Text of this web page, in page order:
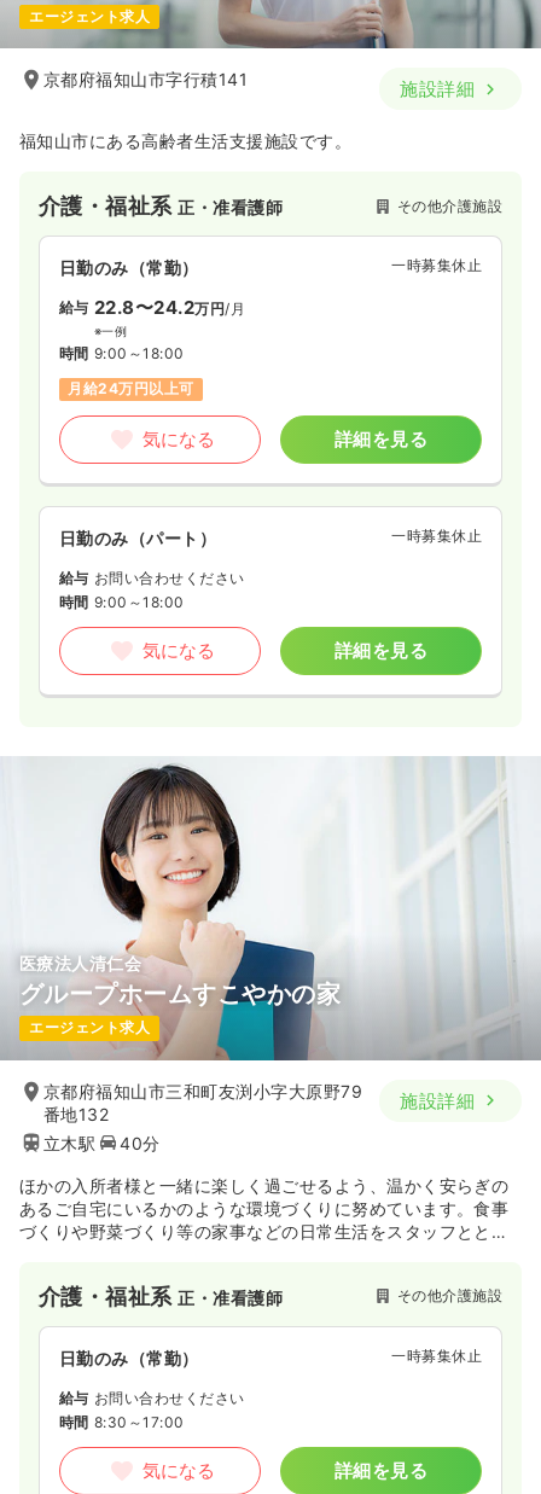
エージェント求人
京都府福知山市字行積141 施設詳細
福知山市にある高齢者生活支援施設です。
介護・福祉系正・准看護師 その他介護施設
日勤のみ（常勤） 一時募集休止
給与 22.8〜24.2万円/月
※一例
時間 9:00～18:00
月給24万円以上可
気になる 詳細を見る
日勤のみ（パート） 一時募集休止
給与 お問い合わせください
時間 9:00～18:00
気になる 詳細を見る
医療法人清仁会
グループホームすこやかの家
エージェント求人
京都府福知山市三和町友渕小字大原野79
番地132
立木駅
40分
施設詳細
ほかの入所者様と一緒に楽しく過ごせるよう、温かく安らぎの
あるご自宅にいるかのような環境づくりに努めています。食事
づくりや野菜づくり等の家事などの日常生活をスタッフととも
介護・福祉系正・准看護師 その他介護施設
日勤のみ（常勤） 一時募集休止
給与 お問い合わせください
時間 8:30～17:00
気になる 詳細を見る